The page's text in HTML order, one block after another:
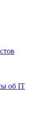
об IT